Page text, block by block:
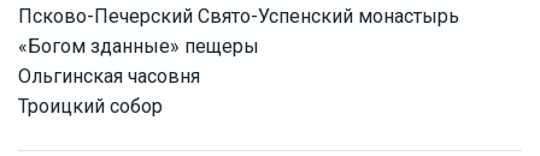
Псково-Печерский Свято-Успенский монастырь
«Богом зданные» пещеры
Ольгинская часовня
Троицкий собор